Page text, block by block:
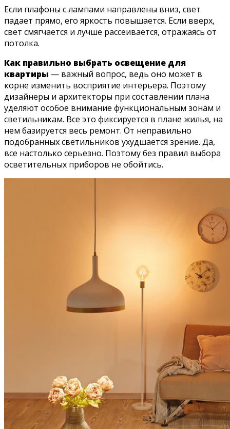
Если плафоны с лампами направлены вниз, свет
падает прямо, его яркость повышается. Если вверх,
свет смягчается и лучше рассеивается, отражаясь от
потолка.
Как правильно выбрать освещение для
квартиры — важный вопрос, ведь оно может в
корне изменить восприятие интерьера. Поэтому
дизайнеры и архитекторы при составлении плана
уделяют особое внимание функциональным зонам и
светильникам. Все это фиксируется в плане жилья, на
нем базируется весь ремонт. От неправильно
подобранных светильников ухудшается зрение. Да,
все настолько серьезно. Поэтому без правил выбора
осветительных приборов не обойтись.